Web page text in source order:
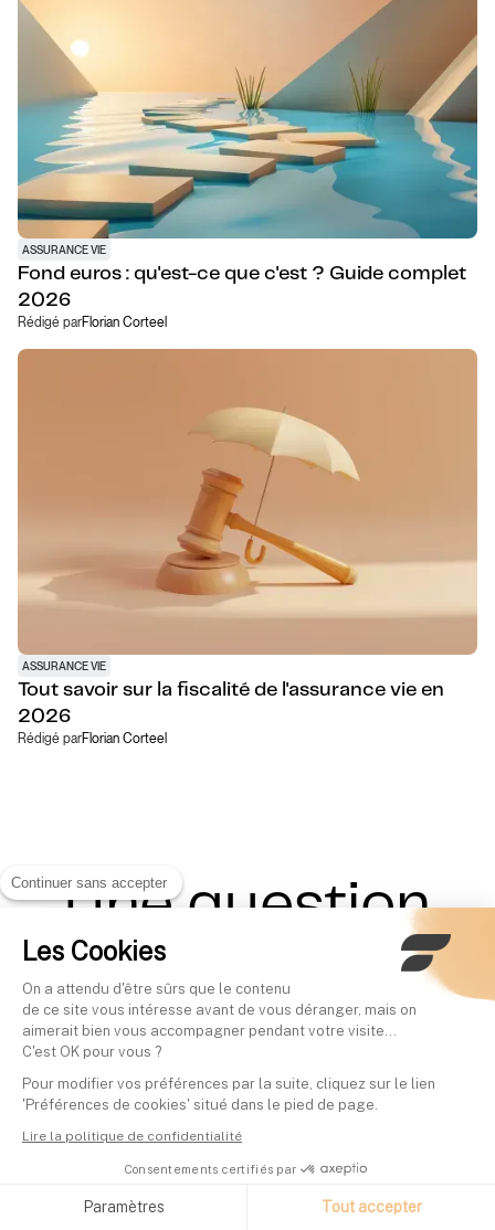
Continuer sans accepter
Les Cookies
On a attendu d'être sûrs que le contenu
de ce site vous intéresse avant de vous déranger, mais on
aimerait bien vous accompagner pendant votre visite...
C'est OK pour vous ?
Pour modifier vos préférences par la suite, cliquez sur le lien
'Préférences de cookies' situé dans le pied de page.
Lire la politique de confidentialité
Consentements certifiés par
Paramètres Tout accepter
ASSURANCE VIE
Fond euros : qu'est-ce que c'est ? Guide complet
2026
Rédigé parFlorian Corteel
ASSURANCE VIE
Tout savoir sur la fiscalité de l'assurance vie en
2026
Rédigé parFlorian Corteel
Une question
sur Finary Life ?
UNE QUESTION SANS RÉPONSE ?
Qu'est-ce que Finary Life ?
Finary Life est le nom commercial sous lequel
Finary distribue le contrat d'assurance viee-vie
assuré parGenerali Vie
. Le contrat est disponible